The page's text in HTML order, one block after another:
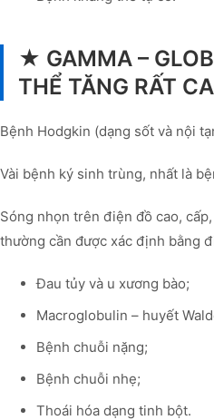
★ GAMMA –
THỂ TĂNG RẤT
Bệnh Hodgkin (dạng sốt và nội
Vài bệnh ký sinh trùng, nhất là
Sóng nhọn trên điện đồ cao,
thường cần được xác định bằng
Đau tủy và u xương bào;
Macroglobulin – huyết
Bệnh chuỗi nặng;
Bệnh chuỗi nhẹ;
Thoái hóa dạng tinh bột.